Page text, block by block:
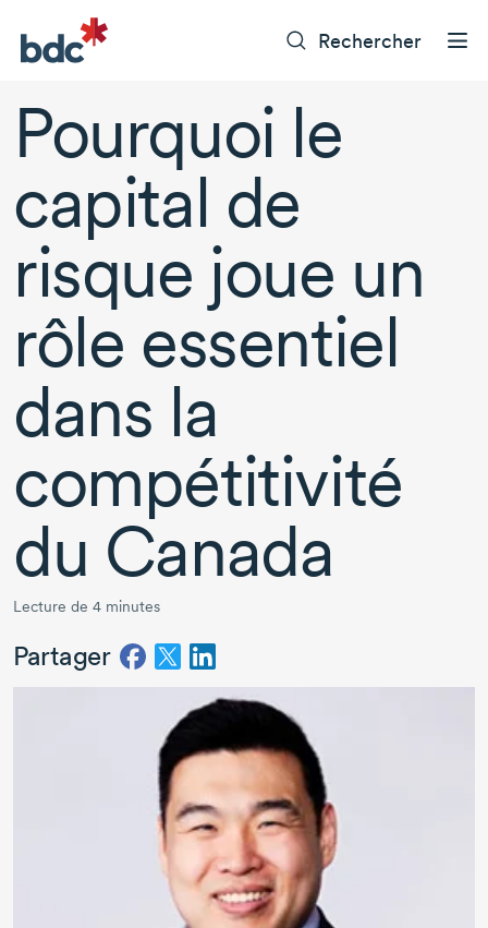
Rechercher
Pourquoi le
capital de
risque joue un
rôle essentiel
dans la
compétitivité
du Canada
Lecture de 4 minutes
Partager